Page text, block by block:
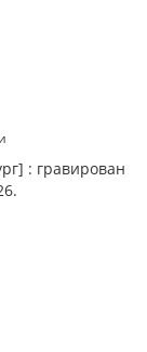
: гравирован